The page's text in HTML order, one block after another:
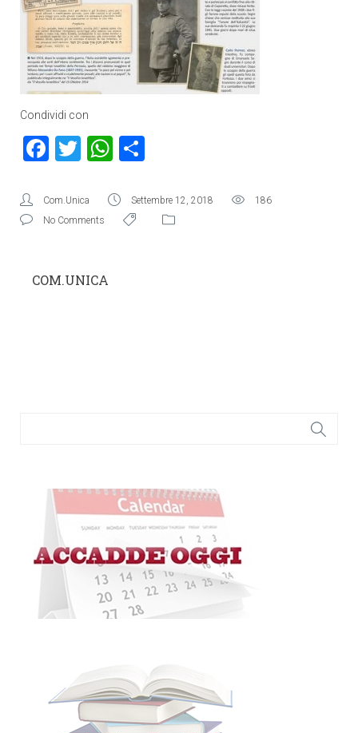
Condividi con
Facebook
TwitterWhatsApp
Com.Unica Settembre 12, 2018
186
No Comments
COM.UNICA